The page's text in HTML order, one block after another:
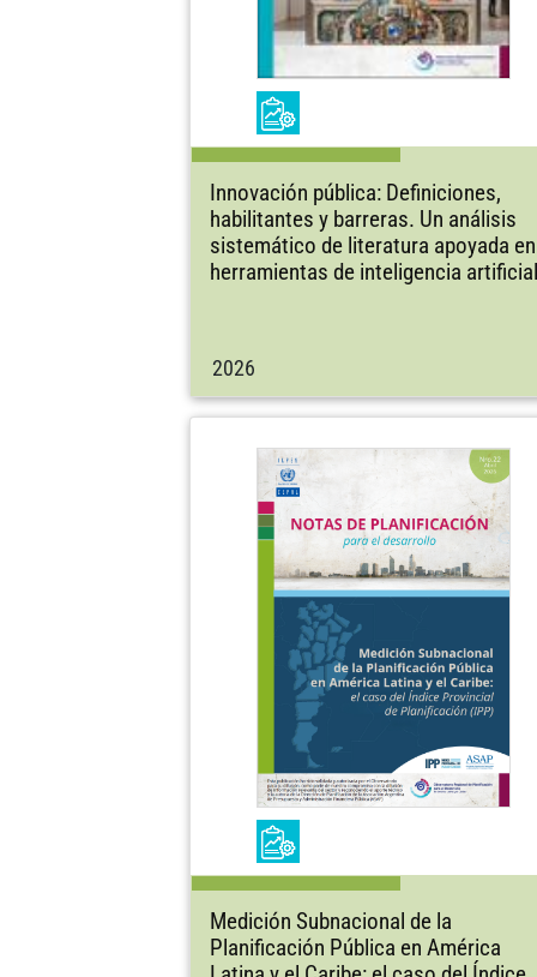
Innovación pública: Definiciones,
habilitantes y barreras. Un análisis
sistemático de literatura apoyada en
herramientas de inteligencia artificial
2026
Medición Subnacional de la
Planificación Pública en América